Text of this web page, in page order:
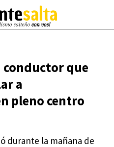
conductor que
a
pleno centro
durante la mañana de